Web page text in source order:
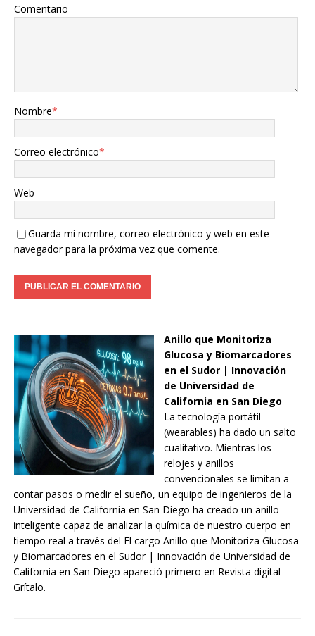
Comentario
Nombre*
Correo electrónico*
Web
Guarda mi nombre, correo electrónico y web en este
navegador para la próxima vez que comente.
Anillo que Monitoriza
Glucosa y Biomarcadores
en el Sudor | Innovación
de Universidad de
California en San Diego
La tecnología portátil
(wearables) ha dado un salto
cualitativo. Mientras los
relojes y anillos
convencionales se limitan a
contar pasos o medir el sueño, un equipo de ingenieros de la
Universidad de California en San Diego ha creado un anillo
inteligente capaz de analizar la química de nuestro cuerpo en
tiempo real a través del El cargo Anillo que Monitoriza Glucosa
y Biomarcadores en el Sudor | Innovación de Universidad de
California en San Diego apareció primero en Revista digital
Grítalo.